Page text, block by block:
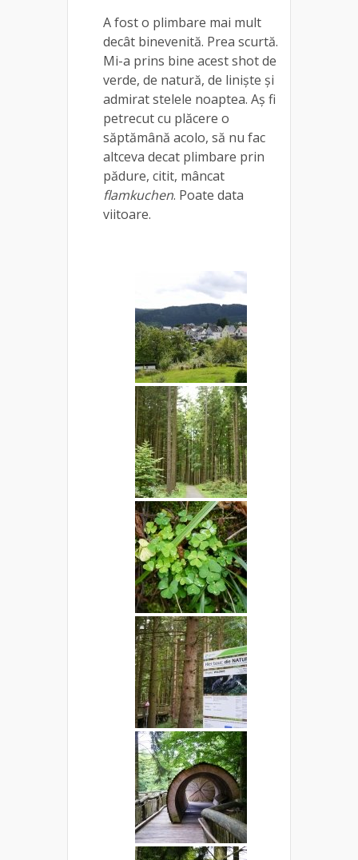
A fost o plimbare mai mult
decât binevenită. Prea scurtă.
Mi-a prins bine acest shot de
verde, de natură, de liniște și
admirat stelele noaptea. Aș fi
petrecut cu plăcere o
săptămână acolo, să nu fac
altceva decat plimbare prin
pădure, citit, mâncat
flamkuchen. Poate data
viitoare.